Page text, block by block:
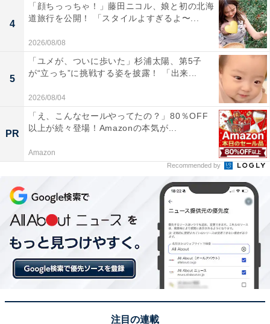
4
「顔ちっっちゃ！」藤田ニコル、娘と初の北海
道旅行を公開！ 「スタイルよすぎるよ〜...
2026/08/08
5
「ユメが、ついに歩いた」杉浦太陽、第5子
が“立っち”に挑戦する姿を披露！ 「出来...
2026/08/04
PR
「え、こんなセールやってたの？」80％OFF
以上が続々登場！Amazonの本気が...
Amazon
Recommended by
注目の連載